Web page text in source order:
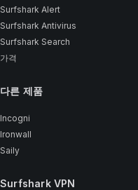
Surfshark Alert
Surfshark Antivirus
Surfshark Search
가격
다른 제품
Incogni
Ironwall
Saily
Surfshark VPN